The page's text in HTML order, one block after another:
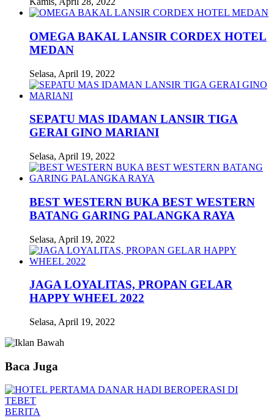
OMEGA BAKAL LANSIR CORDEX HOTEL
MEDAN
Selasa, April 19, 2022
SEPATU MAS IDAMAN LANSIR TIGA
GERAI GINO MARIANI
Selasa, April 19, 2022
BEST WESTERN BUKA BEST WESTERN
BATANG GARING PALANGKA RAYA
Selasa, April 19, 2022
JAGA LOYALITAS, PROPAN GELAR
HAPPY WHEEL 2022
Selasa, April 19, 2022
Baca Juga
BERITA